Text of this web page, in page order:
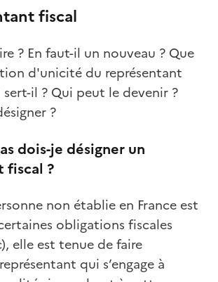
fiscal
? En faut-il un nouveau ? Que
d'unicité du représentant
il ? Qui peut le devenir ?
?
dois-je désigner un
fiscal ?
non établie en France est
obligations fiscales
elle est tenue de faire
qui s’engage à